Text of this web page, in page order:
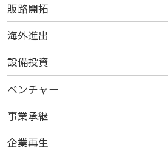
販路開拓
海外進出
設備投資
ベンチャー
事業承継
企業再生